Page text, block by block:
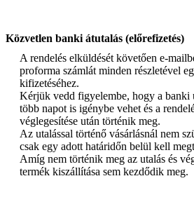
Közvetlen banki átutalás (előrefizetés)
A rendelés elküldését követően e-
proforma számlát minden részletével
kifizetéséhez.
Kérjük vedd figyelembe, hogy a banki
több napot is igénybe vehet és a
véglegesítése után történik meg.
Az utalással történő vásárlásnál nem
csak egy adott határidőn belül kell
Amíg nem történik meg az utalás és
termék kiszállítása sem kezdődik meg.